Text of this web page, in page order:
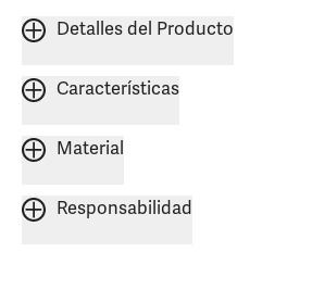
Detalles del Producto
Características
Material
Responsabilidad